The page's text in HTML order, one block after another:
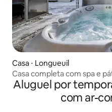
Casa ⋅ Longueuil
Casa completa com spa e
Aluguel por
com ar-